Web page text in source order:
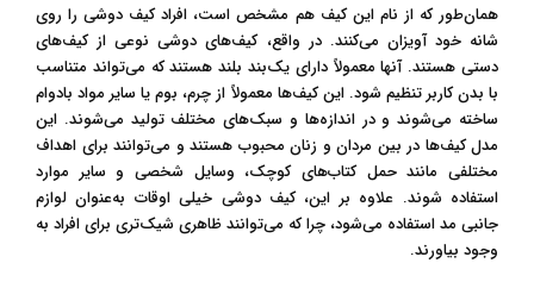
همان‌طور که از نام این کیف هم مشخص است، افراد کیف دوشی را روی
شانه خود آویزان می‌کنند. در واقع، کیف‌های دوشی نوعی از کیف‌های
دستی هستند. آنها معمولاً دارای یک‌بند بلند هستند که می‌تواند متناسب
با بدن کاربر تنظیم شود. این کیف‌ها معمولاً از چرم، بوم یا سایر مواد بادوام
ساخته می‌شوند و در اندازه‌ها و سبک‌های مختلف تولید می‌شوند. این
مدل کیف‌ها در بین مردان و زنان محبوب هستند و می‌توانند برای اهداف
مختلفی مانند حمل کتاب‌های کوچک، وسایل شخصی و سایر موارد
استفاده شوند. علاوه بر این، کیف دوشی خیلی اوقات به‌عنوان لوازم
جانبی مد استفاده می‌شود، چرا که می‌توانند ظاهری شیک‌تری برای افراد به
وجود بیاورند.